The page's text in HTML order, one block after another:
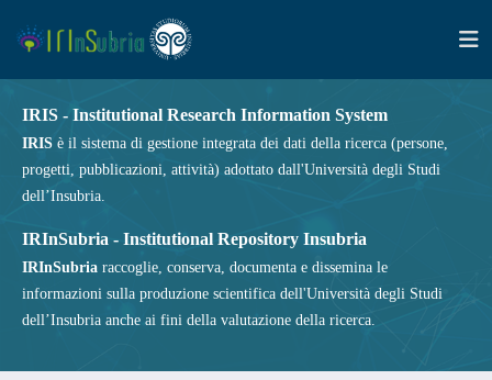
IRIS - Institutional Research Information System
IRIS è il sistema di gestione integrata dei dati della ricerca (persone,
progetti, pubblicazioni, attività) adottato dall'Università degli Studi
dell’Insubria.
IRInSubria - Institutional Repository Insubria
IRInSubria raccoglie, conserva, documenta e dissemina le
informazioni sulla produzione scientifica dell'Università degli Studi
dell’Insubria anche ai fini della valutazione della ricerca.